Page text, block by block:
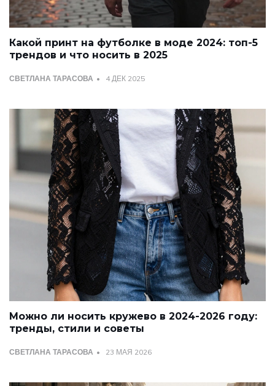
Какой принт на футболке в моде 2024: топ-5
трендов и что носить в 2025
СВЕТЛАНА ТАРАСОВА 4 ДЕК 2025
Можно ли носить кружево в 2024-2026 году:
тренды, стили и советы
СВЕТЛАНА ТАРАСОВА 23 МАЯ 2026